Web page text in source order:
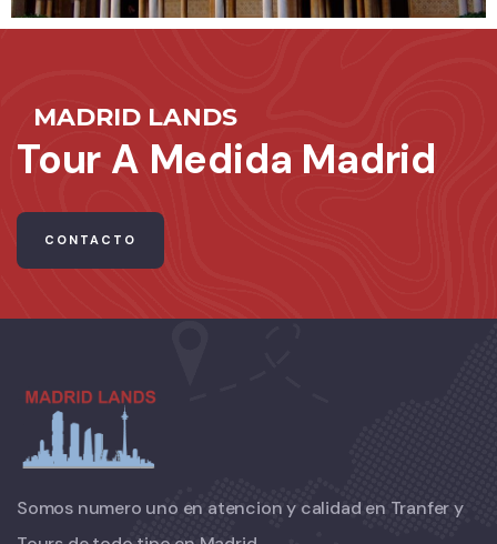
MADRID LANDS
Tour A Medida Madrid
CONTACTO
Somos numero uno en atencion y calidad en Tranfer y